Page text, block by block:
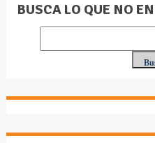
BUSCA LO QUE NO